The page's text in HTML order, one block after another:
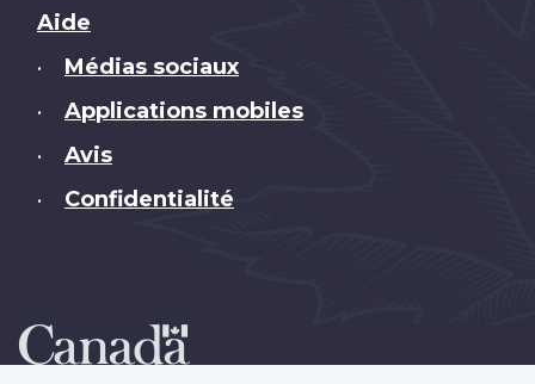
Brand
Aide
• Médias sociaux
• Applications mobiles
• Avis
• Confidentialité